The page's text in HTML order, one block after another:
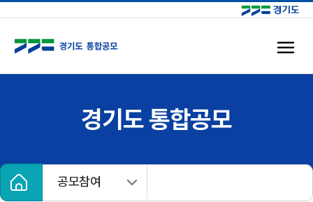
경기도 통합공모
홈 공모참여